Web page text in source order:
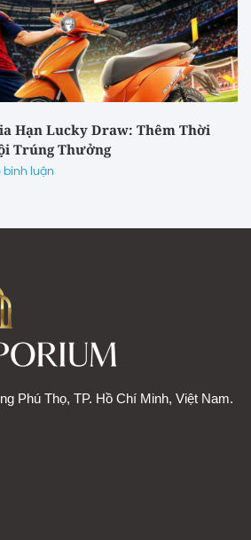
Hạn Lucky Draw: Thêm Thời
Trúng Thưởng
bình luận
Phú Thọ, TP. Hồ Chí Minh, Việt Nam.